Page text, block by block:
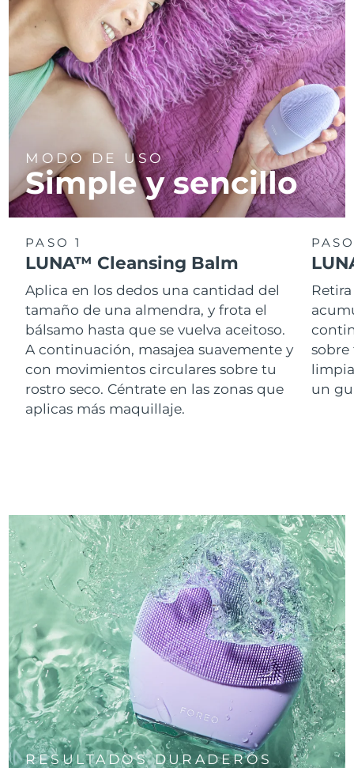
MODO DE USO
Simple y sencillo
PASO 1
LUNA™ Cleansing Balm
Aplica en los dedos una cantidad del
tamaño de una almendra, y frota el
bálsamo hasta que se vuelva aceitoso.
A continuación, masajea suavemente y
con movimientos circulares sobre tu
rostro seco. Céntrate en las zonas que
aplicas más maquillaje.
un
RESULTADOS DURADEROS